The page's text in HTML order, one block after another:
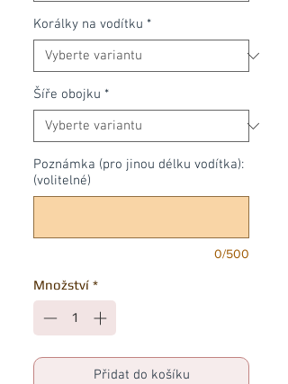
Korálky na vodítku *
Šíře obojku *
Poznámka (pro jinou délku vodítka):
(volitelné)
0/500
Množství *
Přidat do košíku